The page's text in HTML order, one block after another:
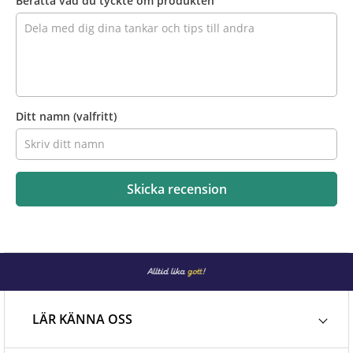
Ditt namn (valfritt)
Skicka recension
LÄR KÄNNA OSS